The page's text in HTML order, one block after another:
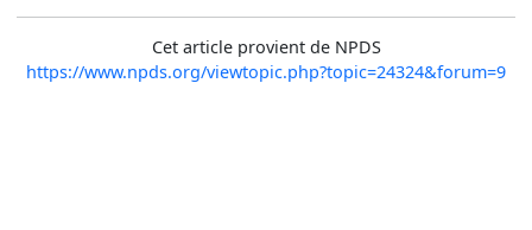
Cet article provient de NPDS
https://www.npds.org/viewtopic.php?topic=24324&forum=9